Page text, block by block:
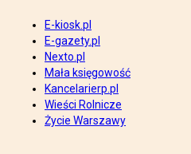
E-kiosk.pl
E-gazety.pl
Nexto.pl
Mała księgowość
Kancelarierp.pl
Wieści Rolnicze
Życie Warszawy